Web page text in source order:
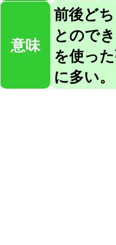
意味
前後ど
とので
を使っ
に多い。